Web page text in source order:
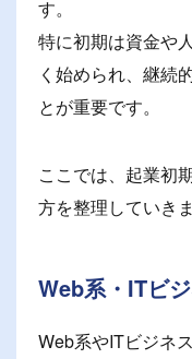
す。
特に初期は資金や
く始められ、継続
とが重要です。
ここでは、起業初
方を整理していきま
Web系・ITビ
Web系やITビジネ